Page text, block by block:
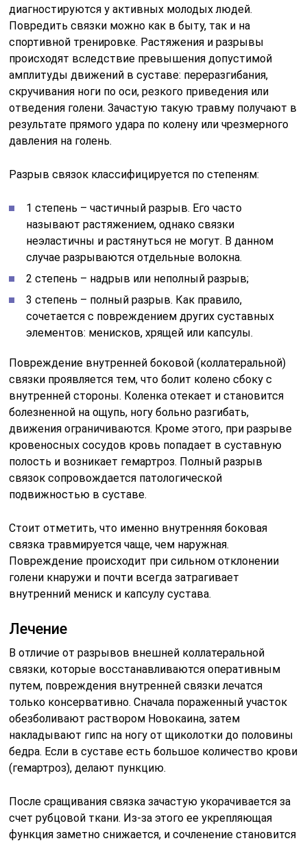
диагностируются у активных молодых людей.
Повредить связки можно как в быту, так и на
спортивной тренировке. Растяжения и разрывы
происходят вследствие превышения допустимой
амплитуды движений в суставе: переразгибания,
скручивания ноги по оси, резкого приведения или
отведения голени. Зачастую такую травму получают в
результате прямого удара по колену или чрезмерного
давления на голень.
Разрыв связок классифицируется по степеням:
1 степень – частичный разрыв. Его часто
называют растяжением, однако связки
неэластичны и растянуться не могут. В данном
случае разрываются отдельные волокна.
2 степень – надрыв или неполный разрыв;
3 степень – полный разрыв. Как правило,
сочетается с повреждением других суставных
элементов: менисков, хрящей или капсулы.
Повреждение внутренней боковой (коллатеральной)
связки проявляется тем, что болит колено сбоку с
внутренней стороны. Коленка отекает и становится
болезненной на ощупь, ногу больно разгибать,
движения ограничиваются. Кроме этого, при разрыве
кровеносных сосудов кровь попадает в суставную
полость и возникает гемартроз. Полный разрыв
связок сопровождается патологической
подвижностью в суставе.
Стоит отметить, что именно внутренняя боковая
связка травмируется чаще, чем наружная.
Повреждение происходит при сильном отклонении
голени кнаружи и почти всегда затрагивает
внутренний мениск и капсулу сустава.
Лечение
В отличие от разрывов внешней коллатеральной
связки, которые восстанавливаются оперативным
путем, повреждения внутренней связки лечатся
только консервативно. Сначала пораженный участок
обезболивают раствором Новокаина, затем
накладывают гипс на ногу от щиколотки до половины
бедра. Если в суставе есть большое количество крови
(гемартроз), делают пункцию.
После сращивания связка зачастую укорачивается за
счет рубцовой ткани. Из-за этого ее укрепляющая
функция заметно снижается, и сочленение становится